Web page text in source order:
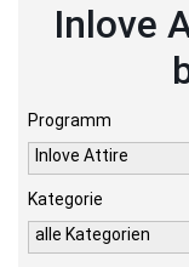
Inlove
Programm
Inlove Attire
Kategorie
alle Kategorien